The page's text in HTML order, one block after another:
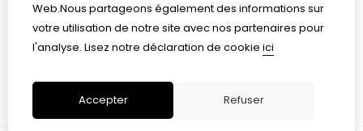
Service client
Retour de marchandise
Web.Nous partageons également des informations sur
votre utilisation de notre site avec nos partenaires pour
l'analyse. Lisez notre déclaration de cookie ici
Accepter Refuser